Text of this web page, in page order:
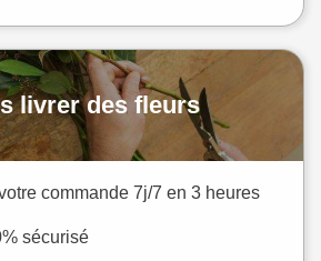
livrer des fleurs
commande 7j/7 en 3 heures
sécurisé